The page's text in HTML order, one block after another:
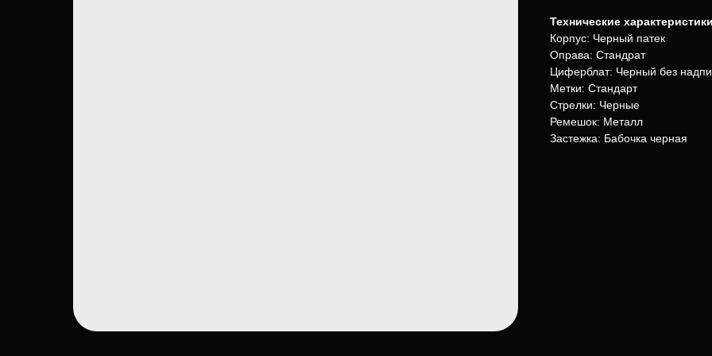
Технические
Корпус: Черный патек
Оправа: Стандрат
Циферблат: Черный без
Метки: Стандарт
Стрелки: Черные
Ремешок: Металл
Застежка: Бабочка черная